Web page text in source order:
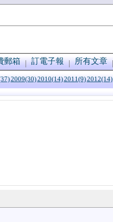
郵箱 訂電子報 所有文章
2009(30)2010(14)2011(9)2012(14)